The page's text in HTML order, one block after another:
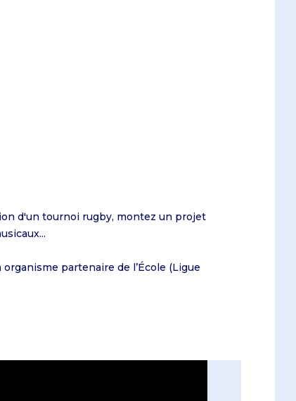
d'un tournoi rugby, montez un projet
partenaire de l’École (Ligue